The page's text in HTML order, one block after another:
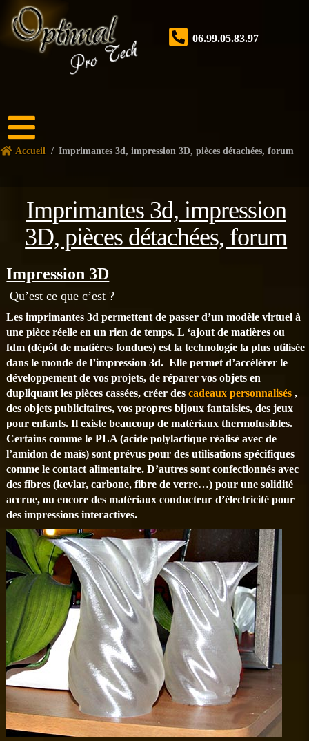
06.99.05.83.97
Accueil
services
réalisations
Accueil / Imprimantes 3d, impression 3D, pièces détachées, forum
Imprimantes 3d, impression
3D, pièces détachées, forum
Impression 3D
Qu’est ce que c’est ?
Les imprimantes 3d permettent de passer d’un modèle virtuel à
une pièce réelle en un rien de temps. L ‘ajout de matières ou
fdm (dépôt de matières fondues) est la technologie la plus utilisée
dans le monde de l’impression 3d. Elle permet d’accélérer le
développement de vos projets, de réparer vos objets en
dupliquant les pièces cassées, créer descadeaux personnalisés ,
des objets publicitaires, vos propres bijoux fantaisies, des jeux
pour enfants. Il existe beaucoup de matériaux thermofusibles.
Certains comme le PLA (acide polylactique réalisé avec de
l’amidon de maïs) sont prévus pour des utilisations spécifiques
comme le contact alimentaire. D’autres sont confectionnés avec
des fibres (kevlar, carbone, fibre de verre…) pour une solidité
accrue, ou encore des matériaux conducteur d’électricité pour
des impressions interactives.